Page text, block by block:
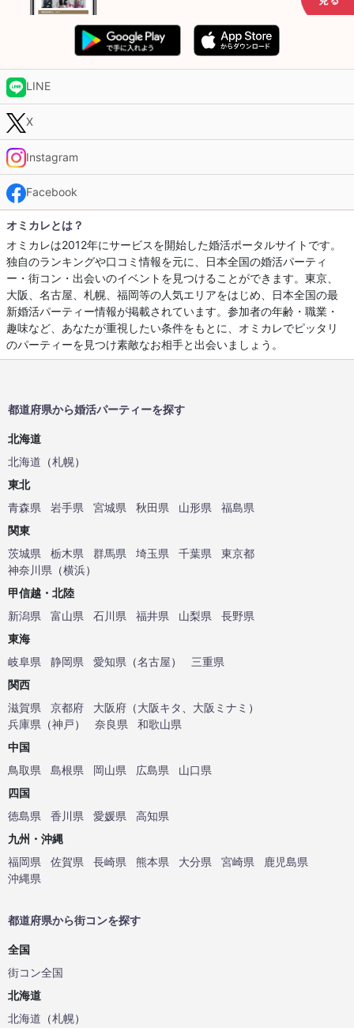
LINE
X
Instagram
Facebook
オミカレとは？
オミカレは2012年にサービスを開始した婚活ポータルサイトです。
独自のランキングや口コミ情報を元に、日本全国の婚活パーティ
ー・街コン・出会いのイベントを見つけることができます。東京、
大阪、名古屋、札幌、福岡等の人気エリアをはじめ、日本全国の最
新婚活パーティー情報が掲載されています。参加者の年齢・職業・
趣味など、あなたが重視したい条件をもとに、オミカレでピッタリ
のパーティーを見つけ素敵なお相手と出会いましょう。
都道府県から婚活パーティーを探す
北海道
北海道 （札幌）
東北
青森県
岩手県 宮城県 秋田県 山形県
福島県
関東
茨城県
栃木県 群馬県 埼玉県 千葉県
東京都
神奈川県 （横浜）
甲信越・北陸
新潟県
富山県 石川県 福井県 山梨県
長野県
東海
岐阜県
静岡県 愛知県 （名古屋）
三重県
関西
滋賀県
京都府 大阪府 （大阪キタ 大阪ミナミ ）
兵庫県 （神戸） 奈良県
和歌山県
中国
鳥取県
島根県 岡山県 広島県
山口県
四国
徳島県
香川県 愛媛県
高知県
九州・沖縄
福岡県
佐賀県 長崎県 熊本県 大分県 宮崎県
鹿児島県
沖縄県
都道府県から街コンを探す
全国
街コン全国
北海道
北海道 （札幌）